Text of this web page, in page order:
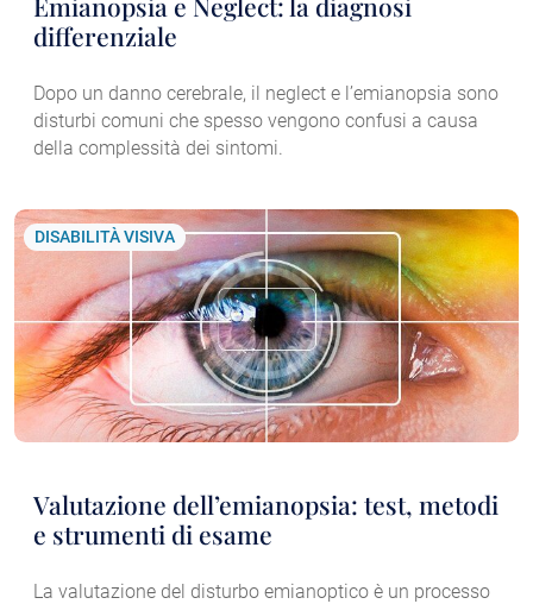
differenziale
Dopo un danno cerebrale, il neglect e l’emianopsia sono
disturbi comuni che spesso vengono confusi a causa
della complessità dei sintomi.
DISABILITÀ VISIVA
Valutazione dell’emianopsia: test, metodi
e strumenti di esame
La valutazione del disturbo emianoptico è un processo